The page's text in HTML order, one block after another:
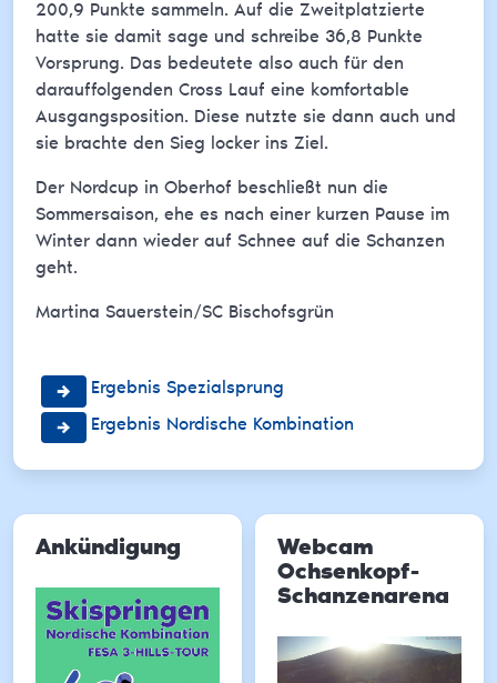
200,9 Punkte sammeln. Auf die Zweitplatzierte
hatte sie damit sage und schreibe 36,8 Punkte
Vorsprung. Das bedeutete also auch für den
darauffolgenden Cross Lauf eine komfortable
Ausgangsposition. Diese nutzte sie dann auch und
sie brachte den Sieg locker ins Ziel.
Der Nordcup in Oberhof beschließt nun die
Sommersaison, ehe es nach einer kurzen Pause im
Winter dann wieder auf Schnee auf die Schanzen
geht.
Martina Sauerstein/SC Bischofsgrün
Ergebnis Spezialsprung
Ergebnis Nordische Kombination
Ankündigung
Webcam
Ochsenkopf-
Schanzenarena